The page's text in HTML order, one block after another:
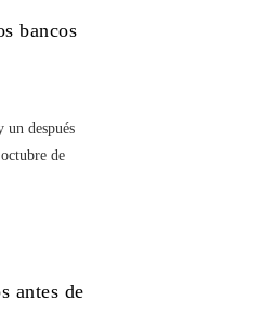
bancos
un después
de
antes de